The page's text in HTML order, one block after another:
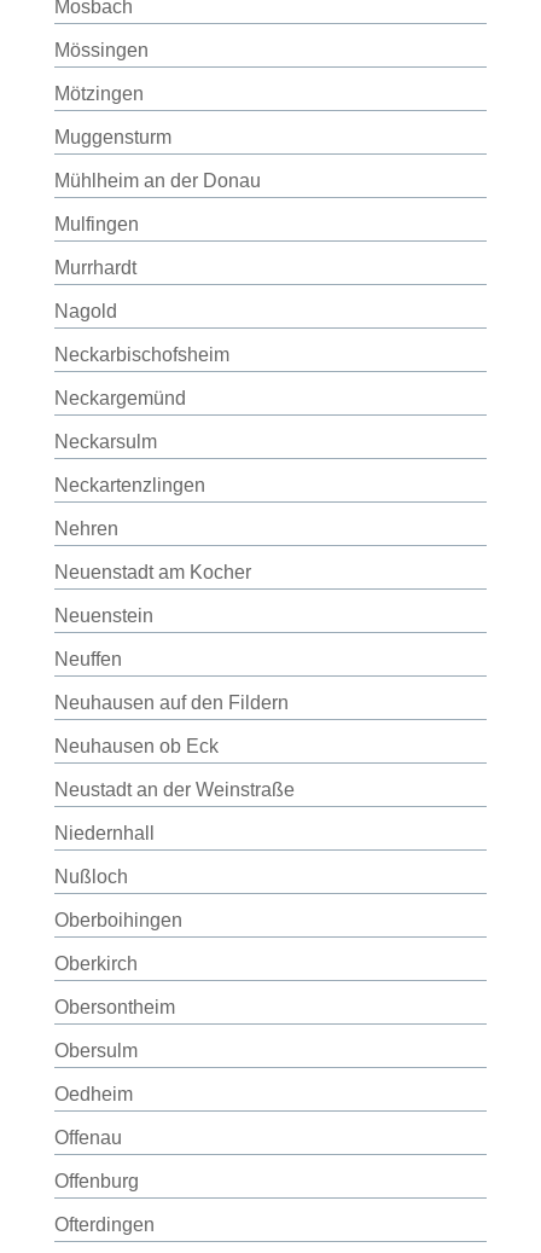
Mosbach
Mössingen
Mötzingen
Muggensturm
Mühlheim an der Donau
Mulfingen
Murrhardt
Nagold
Neckarbischofsheim
Neckargemünd
Neckarsulm
Neckartenzlingen
Nehren
Neuenstadt am Kocher
Neuenstein
Neuffen
Neuhausen auf den Fildern
Neuhausen ob Eck
Neustadt an der Weinstraße
Niedernhall
Nußloch
Oberboihingen
Oberkirch
Obersontheim
Obersulm
Oedheim
Offenau
Offenburg
Ofterdingen